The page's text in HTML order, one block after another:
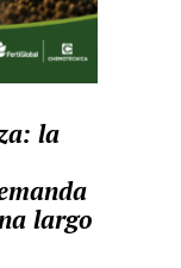
la
largo